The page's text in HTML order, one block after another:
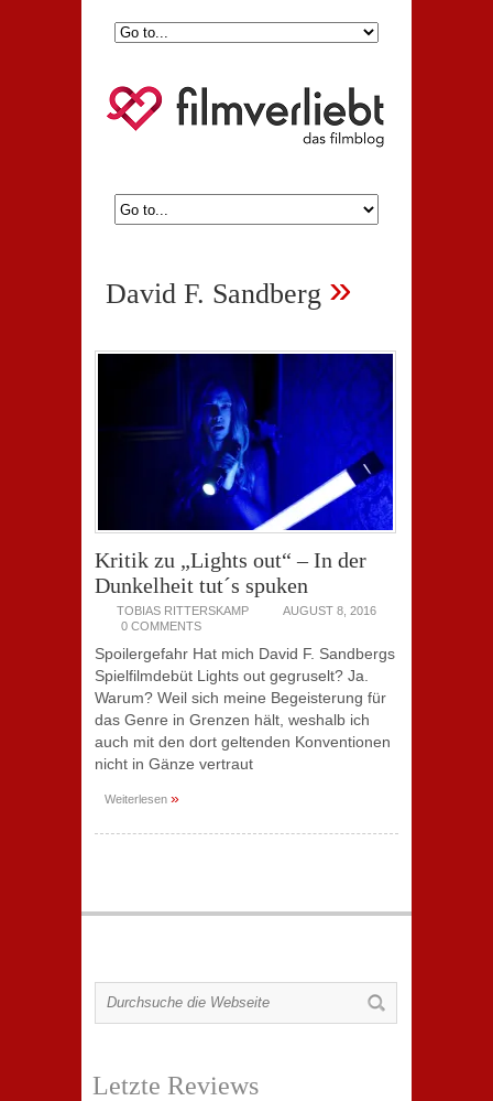
David F. Sandberg »
Kritik zu „Lights out“ – In der
Dunkelheit tut´s spuken
TOBIAS RITTERSKAMP
AUGUST 8, 2016
0 COMMENTS
Spoilergefahr Hat mich David F. Sandbergs
Spielfilmdebüt Lights out gegruselt? Ja.
Warum? Weil sich meine Begeisterung für
das Genre in Grenzen hält, weshalb ich
auch mit den dort geltenden Konventionen
nicht in Gänze vertraut
Weiterlesen »
Letzte Reviews